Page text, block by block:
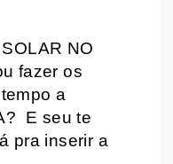
NO
fazer os
a
E seu te
pra inserir a